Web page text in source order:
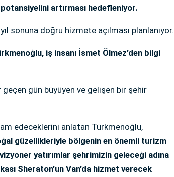
artırması hedefleniyor.
sonuna doğru hizmete açılması planlanıyor.
iş insanı İsmet Ölmez’den bilgi
geçen gün büyüyen ve gelişen bir şehir
edeceklerini anlatan Türkmenoğlu,
güzellikleriyle bölgenin en önemli turizm
yatırımlar şehrimizin geleceği adına
Sheraton’un Van’da hizmet verecek